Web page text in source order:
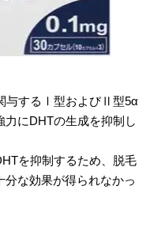
与するⅠ型およびⅡ型5α
力にDHTの生成を抑制し
を抑制するため、脱毛
な効果が得られなかっ